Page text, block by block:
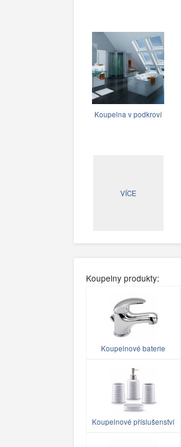
Koupelna v podkroví
VÍCE
Koupelny produkty:
Koupelnové baterie
Koupelnové příslušenství